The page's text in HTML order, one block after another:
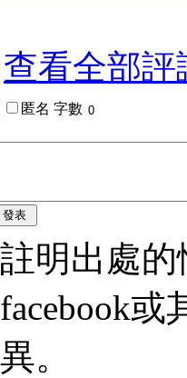
查看全部評
匿名 字數
發表
明出處
。